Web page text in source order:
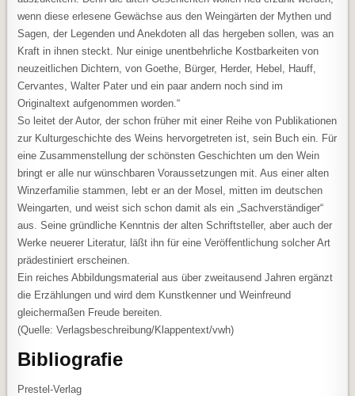
wenn diese erlesene Gewächse aus den Weingärten der Mythen und
Sagen, der Legenden und Anekdoten all das hergeben sollen, was an
Kraft in ihnen steckt. Nur einige unentbehrliche Kostbarkeiten von
neuzeitlichen Dichtern, von Goethe, Bürger, Herder, Hebel, Hauff,
Cervantes, Walter Pater und ein paar andern noch sind im
Originaltext aufgenommen worden.“
So leitet der Autor, der schon früher mit einer Reihe von Publikationen
zur Kulturgeschichte des Weins hervorgetreten ist, sein Buch ein. Für
eine Zusammenstellung der schönsten Geschichten um den Wein
bringt er alle nur wünschbaren Voraussetzungen mit. Aus einer alten
Winzerfamilie stammen, lebt er an der Mosel, mitten im deutschen
Weingarten, und weist sich schon damit als ein „Sachverständiger“
aus. Seine gründliche Kenntnis der alten Schriftsteller, aber auch der
Werke neuerer Literatur, läßt ihn für eine Veröffentlichung solcher Art
prädestiniert erscheinen.
Ein reiches Abbildungsmaterial aus über zweitausend Jahren ergänzt
die Erzählungen und wird dem Kunstkenner und Weinfreund
gleichermaßen Freude bereiten.
(Quelle: Verlagsbeschreibung/Klappentext/vwh)
Bibliografie
Prestel-Verlag